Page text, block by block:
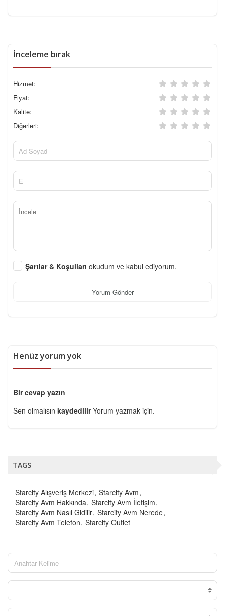
İnceleme bırak
Hizmet:
Fiyat:
Kalite:
Diğerleri:
Şartlar & Koşulları okudum ve kabul ediyorum.
Yorum Gönder
Henüz yorum yok
Bir cevap yazın
Sen olmalısın kaydedilirYorum yazmak için.
TAGS
Starcity Alışveriş Merkezi Starcity Avm
Starcity Avm Hakkında Starcity Avm İletişim
Starcity Avm Nasıl Gidilir Starcity Avm Nerede
Starcity Avm Telefon Starcity Outlet